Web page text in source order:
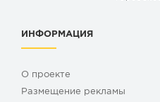
ИНФОРМАЦИЯ
О проекте
Размещение рекламы